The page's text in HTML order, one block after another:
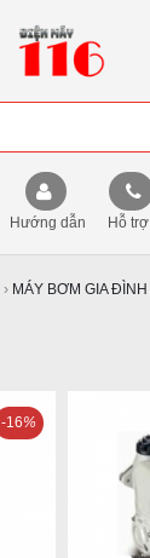
Hướng dẫn Hỗ trợ
› MÁY BƠM GIA ĐÌNH
-16%